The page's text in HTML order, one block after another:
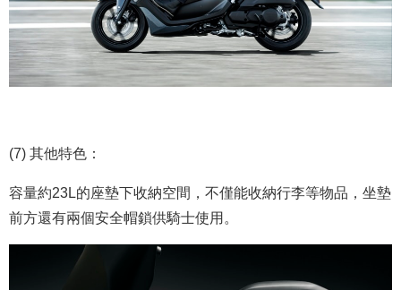
(7) 其他特色：
容量約23L的座墊下收納空間，不僅能收納行李等物品，坐墊
前方還有兩個安全帽鎖供騎士使用。